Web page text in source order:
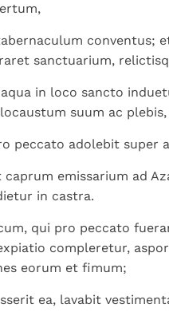
conventus;
sanctuarium,
in loco sancto
suum ac
peccato adolebit super
emissarium ad
in castra.
qui pro peccato
compleretur,
eorum et fimum;
ea, lavabit